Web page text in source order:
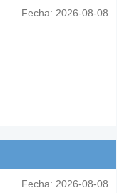
Fecha: 2026-08-08
Fecha: 2026-08-08